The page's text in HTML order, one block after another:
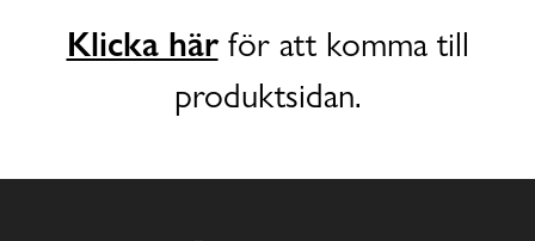
Klicka härför att komma till
produktsidan.